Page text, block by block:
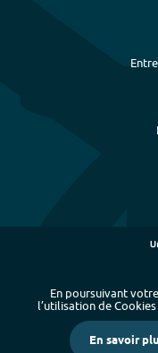
Plan du
Mentions légales et
En poursuivant
l’utilisation de
En savoir